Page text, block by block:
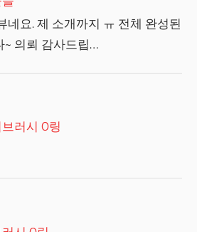
네요. 제 소개까지 ㅠ 전체 완성된
~ 의뢰 감사드립…
러시 O링